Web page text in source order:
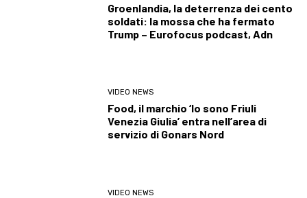
Groenlandia, la deterrenza dei cento
soldati: la mossa che ha fermato
Trump – Eurofocus podcast, Adn
VIDEO NEWS
Food, il marchio ‘Io sono Friuli
Venezia Giulia’ entra nell’area di
servizio di Gonars Nord
VIDEO NEWS